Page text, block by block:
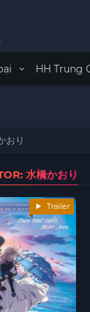
HH Trung
おり
水橋かおり
Trailer